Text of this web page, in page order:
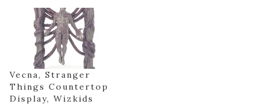
Vecna, Stranger
Things Countertop
Display, Wizkids